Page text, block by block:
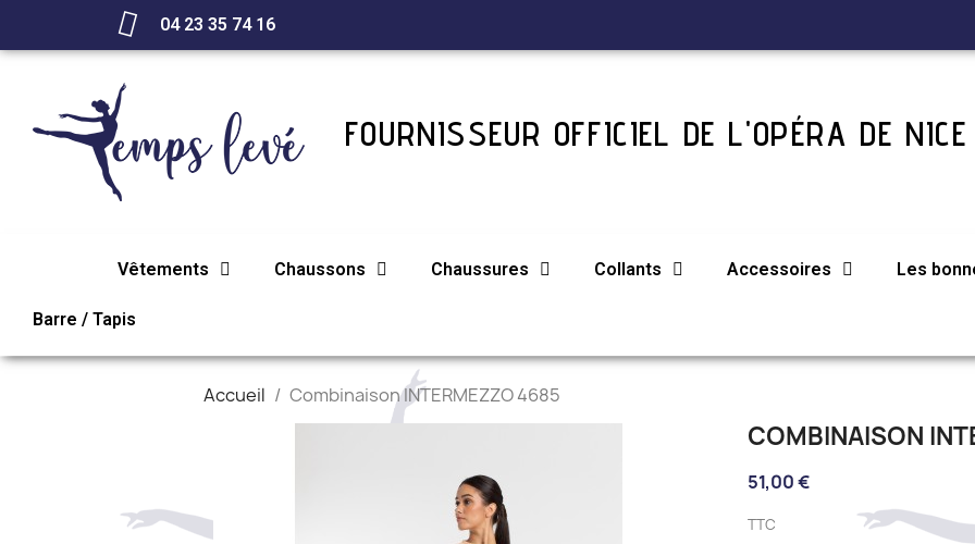
04 23 35 74 16
FOURNISSEUR OFFICIEL DE L'OPÉRA DE NICE
Vêtements Chaussons Chaussures Collants Accessoires Les
Barre / Tapis
Accueil Combinaison INTERMEZZO 4685
COMBINAISON
51,00 €
TTC